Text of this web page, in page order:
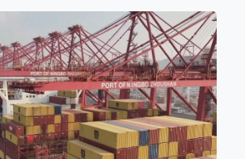
考慮到被告認罪，轉載貼文屬單一事
刑兩年。